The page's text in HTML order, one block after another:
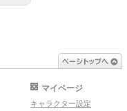
マイページ
キャラクター設定